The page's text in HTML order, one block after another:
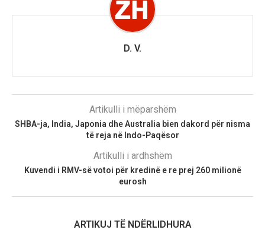
D. V.
Artikulli i mëparshëm
SHBA-ja, India, Japonia dhe Australia bien dakord për nisma
të reja në Indo-Paqësor
Artikulli i ardhshëm
Kuvendi i RMV-së votoi për kredinë e re prej 260 milionë
eurosh
ARTIKUJ TË NDËRLIDHURA